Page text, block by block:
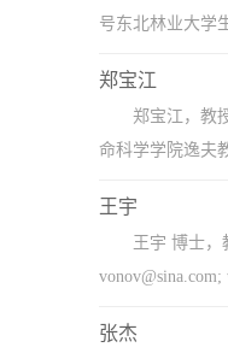
号东北林业大学
郑宝江
郑宝江，教
命科学学院逸夫
王宇
王宇 博士，
张杰